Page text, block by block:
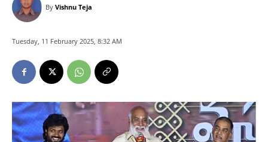
By Vishnu Teja
Tuesday, 11 February 2025, 8:32 AM